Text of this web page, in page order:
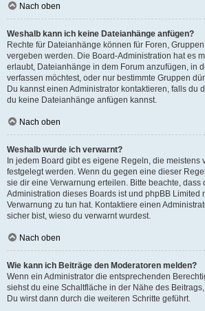
Nach oben
Weshalb kann ich keine Dateianhänge anfügen?
Rechte für Dateianhänge können für Foren,
vergeben werden. Die Board-Administration hat es
erlaubt, Dateianhänge in dem Forum anzufügen, in
verfassen möchtest, oder nur bestimmte Gruppen
Du kannst einen Administrator kontaktieren, falls du
du keine Dateianhänge anfügen kannst.
Nach oben
Weshalb wurde ich verwarnt?
In jedem Board gibt es eigene Regeln, die meistens
festgelegt werden. Wenn du gegen eine dieser
sie dir eine Verwarnung erteilen. Bitte beachte,
Administration dieses Boards ist und phpBB Limited
Verwarnung zu tun hat. Kontaktiere einen
sicher bist, wieso du verwarnt wurdest.
Nach oben
Wie kann ich Beiträge den Moderatoren melden?
Wenn ein Administrator die entsprechenden
siehst du eine Schaltfläche in der Nähe des
Du wirst dann durch die weiteren Schritte geführt.